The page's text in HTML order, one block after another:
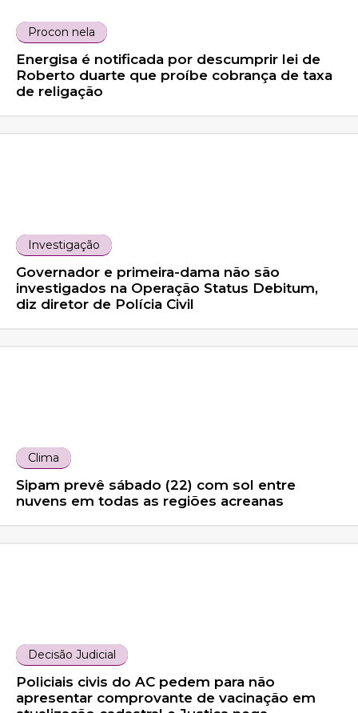
Procon nela
Energisa é notificada por descumprir lei de
Roberto duarte que proíbe cobrança de taxa
de religação
Investigação
Governador e primeira-dama não são
investigados na Operação Status Debitum,
diz diretor de Polícia Civil
Clima
Sipam prevê sábado (22) com sol entre
nuvens em todas as regiões acreanas
Decisão Judicial
Policiais civis do AC pedem para não
apresentar comprovante de vacinação em